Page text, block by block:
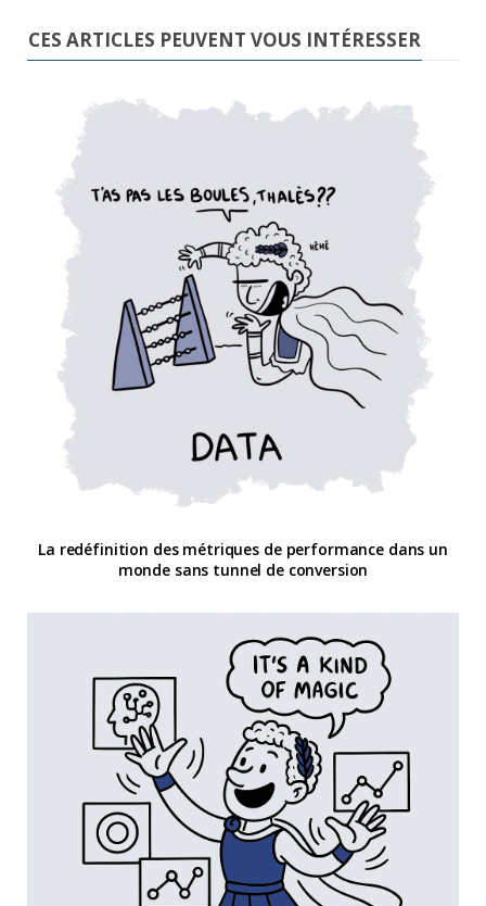
CES ARTICLES PEUVENT VOUS INTÉRESSER
La redéfinition des métriques de performance dans un
monde sans tunnel de conversion